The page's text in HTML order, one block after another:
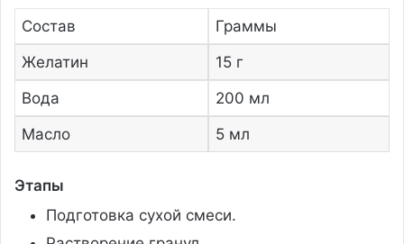
Состав
Граммы
Желатин
15 г
Вода
200 мл
Масло
5 мл
Этапы
Подготовка сухой смеси.